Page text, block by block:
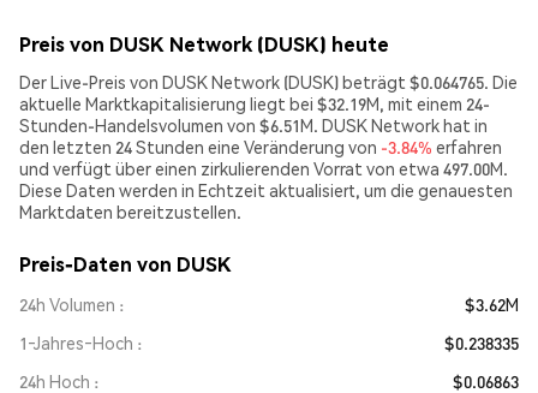
Preis von DUSK Network (DUSK) heute
Der Live-Preis von DUSK Network (DUSK) beträgt $0.064765. Die
aktuelle Marktkapitalisierung liegt bei $32.19M, mit einem 24-
Stunden-Handelsvolumen von $6.51M. DUSK Network hat in
den letzten 24 Stunden eine Veränderung von -3.84% erfahren
und verfügt über einen zirkulierenden Vorrat von etwa 497.00M.
Diese Daten werden in Echtzeit aktualisiert, um die genauesten
Marktdaten bereitzustellen.
Preis-Daten von DUSK
24h Volumen
$3.62M
1‑Jahres‑Hoch
$0.238335
24h Hoch
$0.06863